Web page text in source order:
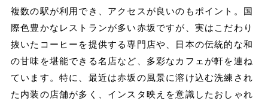
複数の駅が利用でき、アクセスが良いのもポイント。国
際色豊かなレストランが多い赤坂ですが、実はこだわり
抜いたコーヒーを提供する専門店や、日本の伝統的な和
の甘味を堪能できる名店など、多彩なカフェが軒を連ね
ています。特に、最近は赤坂の風景に溶け込む洗練され
た内装の店舗が多く、インスタ映えを意識したおしゃれ